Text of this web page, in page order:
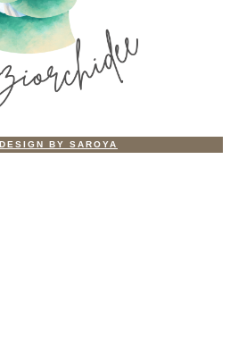
DESIGN BY SAROYA